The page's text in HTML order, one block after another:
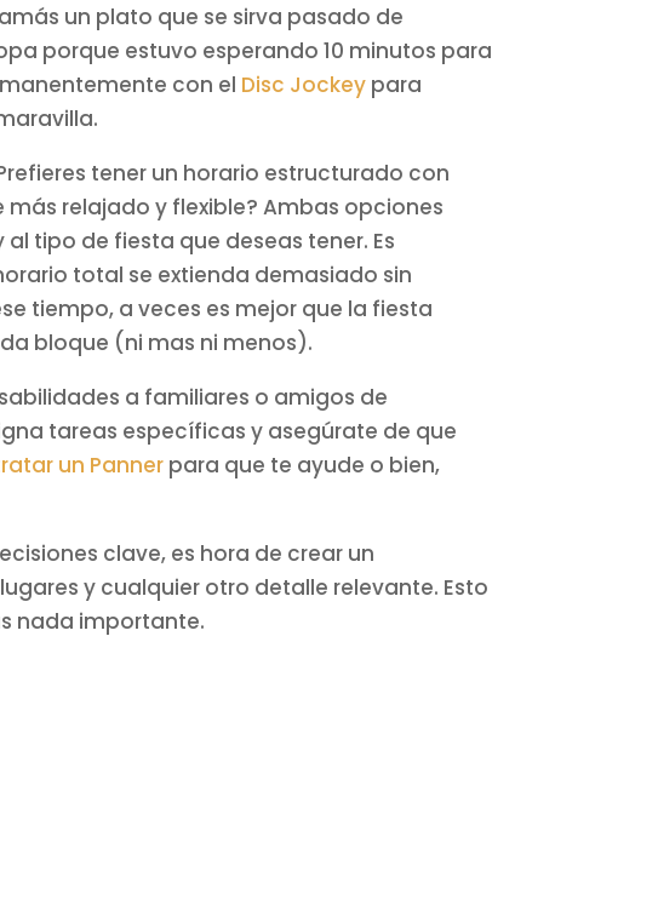
un plato que se sirva pasado de
porque estuvo esperando 10 minutos para
con el Disc Jockey para
tener un horario estructurado con
relajado y flexible? Ambas opciones
tipo de fiesta que deseas tener. Es
total se extienda demasiado sin
tiempo, a veces es mejor que la fiesta
bloque (ni mas ni menos).
a familiares o amigos de
tareas específicas y asegúrate de que
un Panner para que te ayude o bien,
clave, es hora de crear un
y cualquier otro detalle relevante. Esto
nada importante.